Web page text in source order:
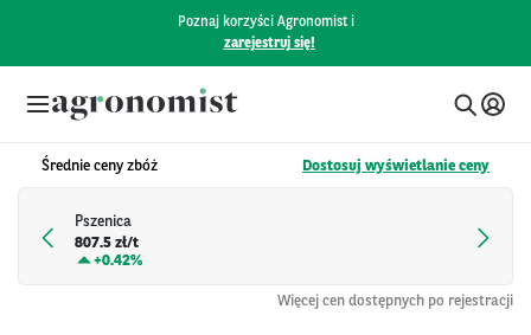
Poznaj korzyści Agronomist i
zarejestruj się!
Średnie ceny zbóż Dostosuj wyświetlanie ceny
Pszenica
807.5 zł/t
+0.42%
Więcej cen dostępnych po rejestracji